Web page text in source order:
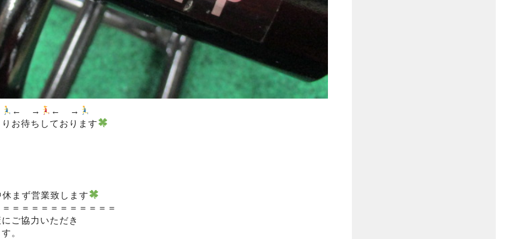
← →
← →
お待ちしております
まず営業致します
＝＝＝＝＝＝＝＝＝＝＝
ご協力いただき
。